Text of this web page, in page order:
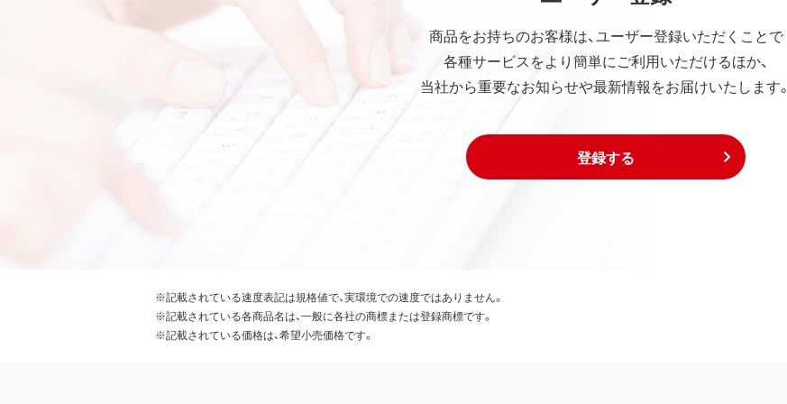
商品をお持ちのお客様は、ユーザー登録いただくことで
各種サービスをより簡単にご利用いただけるほか、
当社から重要なお知らせや最新情報をお届けいたします。
登録する
※記載されている速度表記は規格値で、実環境での速度ではありません。
※記載されている各商品名は、一般に各社の商標または登録商標です。
※記載されている価格は、希望小売価格です。